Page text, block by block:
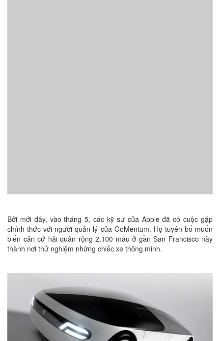
Bởi mới đây, vào tháng 5, các kỹ sư của Apple đã có cuộc gặp
chính thức với người quản lý của GoMentum. Họ tuyên bố muốn
biến căn cứ hải quân rộng 2.100 mẫu ở gần San Francisco này
thành nơi thử nghiệm những chiếc xe thông minh.